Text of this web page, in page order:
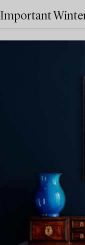
Important Winter